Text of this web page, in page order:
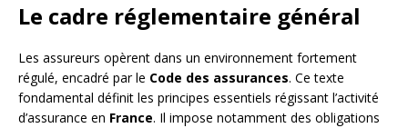
Le cadre réglementaire général
Les assureurs opèrent dans un environnement fortement
régulé, encadré par le Code des assurances. Ce texte
fondamental définit les principes essentiels régissant l’activité
d’assurance en France. Il impose notamment des obligations